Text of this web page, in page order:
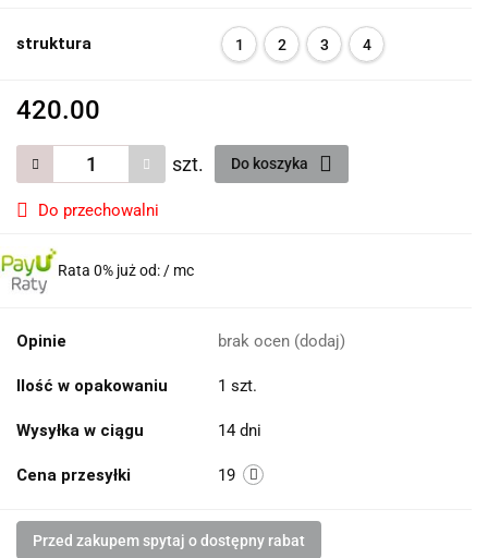
struktura 1 2 3 4
420.00
szt. Do koszyka
Do przechowalni
Rata 0% już od:/ mc
Opinie brak ocen (dodaj)
Ilość w opakowaniu 1 szt.
Wysyłka w ciągu 14 dni
Cena przesyłki 19
Przed zakupem spytaj o dostępny rabat